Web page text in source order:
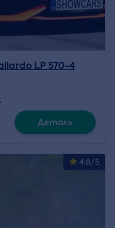
LP 570-4
Деталь
4.8/5